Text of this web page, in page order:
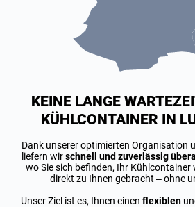
KEINE LANGE
KÜHLCONTAINER IN
Dank unserer optimierten Organisation
liefern wirschnell und zuverlässig
wo Sie sich befinden, Ihr Kühlcontainer
direkt zu Ihnen gebracht – ohne
Unser Ziel ist es, Ihnen einen flexiblen